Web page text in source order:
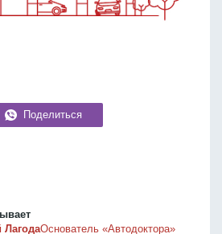
Поделиться
ЛагодаОснователь «Автодоктора»